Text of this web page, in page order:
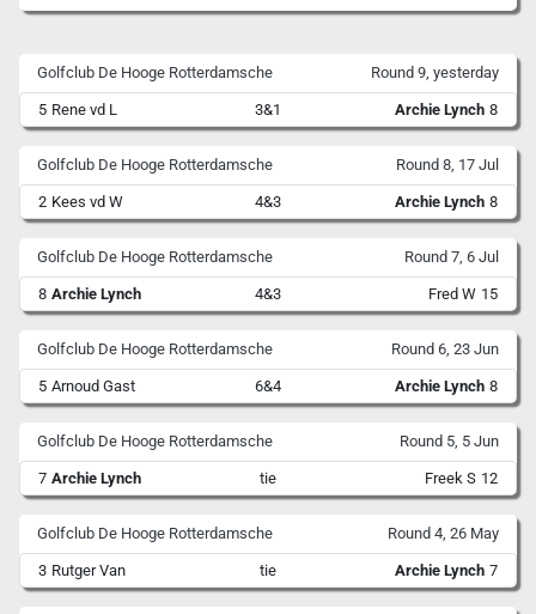
Golfclub De Hooge Rotterdamsche Round 9, yesterday
5 Rene vd L 3&1 Archie Lynch 8
Golfclub De Hooge Rotterdamsche Round 8, 17 Jul
2 Kees vd W 4&3 Archie Lynch 8
Golfclub De Hooge Rotterdamsche Round 7, 6 Jul
8 Archie Lynch 4&3 Fred W 15
Golfclub De Hooge Rotterdamsche Round 6, 23 Jun
5 Arnoud Gast 6&4 Archie Lynch 8
Golfclub De Hooge Rotterdamsche Round 5, 5 Jun
7 Archie Lynch tie Freek S 12
Golfclub De Hooge Rotterdamsche Round 4, 26 May
3 Rutger Van tie Archie Lynch 7